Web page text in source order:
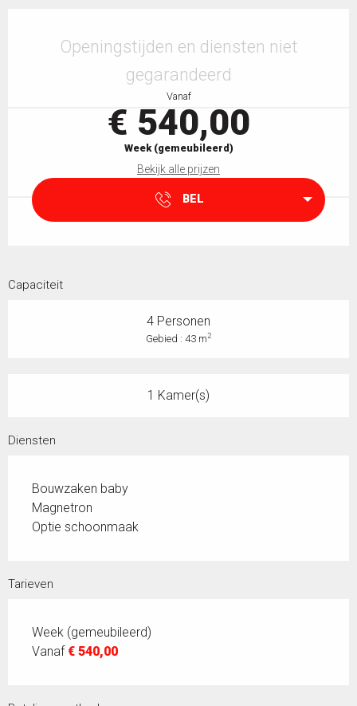
Openingstijden en diensten niet
gegarandeerd
Vanaf
€ 540,00
Week (gemeubileerd)
Bekijk alle prijzen
BEL
Capaciteit
4 Personen
Gebied : 43 m2
1 Kamer(s)
Diensten
Bouwzaken baby
Magnetron
Optie schoonmaak
Tarieven
Week (gemeubileerd)
Vanaf€ 540,00